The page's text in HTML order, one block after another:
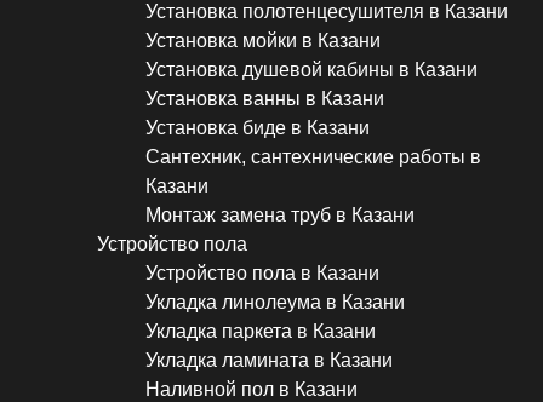
Установка полотенцесушителя в Казани
Установка мойки в Казани
Установка душевой кабины в Казани
Установка ванны в Казани
Установка биде в Казани
Сантехник, сантехнические работы в
Казани
Монтаж замена труб в Казани
Устройство пола
Устройство пола в Казани
Укладка линолеума в Казани
Укладка паркета в Казани
Укладка ламината в Казани
Наливной пол в Казани